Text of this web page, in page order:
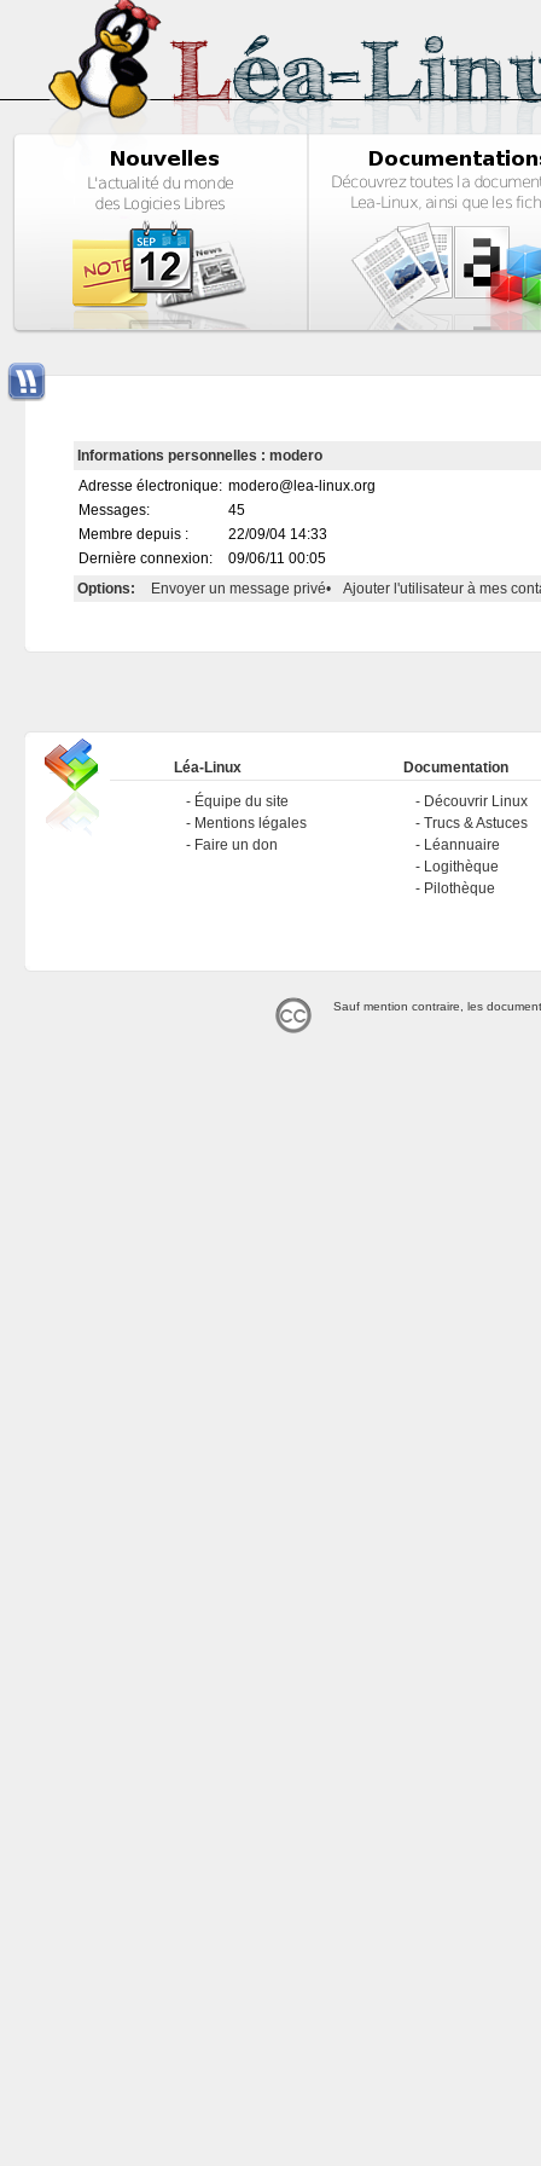
Informations personnelles : modero
Adresse électronique: modero@lea-linux.org
Messages:
45
Membre depuis :
22/09/04 14:33
Dernière connexion:
09/06/11 00:05
Options:
Envoyer un message privé• Ajouter l'utilisateur à mes
Léa-Linux
Équipe du site
Mentions légales
Faire un don
Documentation
Découvrir Linux
Trucs & Astuces
Léannuaire
Logithèque
Pilothèque
Sauf mention contraire, les